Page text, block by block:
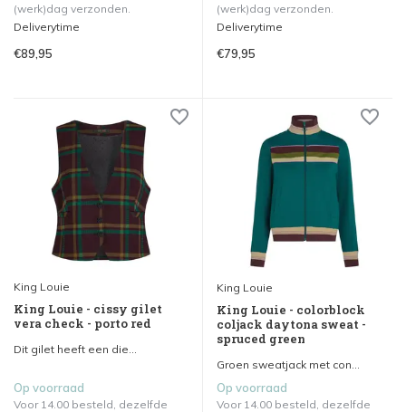
(werk)dag verzonden.
Deliverytime
€89,95
(werk)dag verzonden.
Deliverytime
€79,95
King Louie
King Louie - cissy gilet
vera check - porto red
Dit gilet heeft een die...
Op voorraad
Voor 14.00 besteld, dezelfde
King Louie
King Louie - colorblock
coljack daytona sweat -
spruced green
Groen sweatjack met con...
Op voorraad
Voor 14.00 besteld, dezelfde